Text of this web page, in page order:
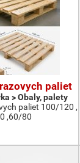
paliet
> Obaly, palety
paliet 100/120 ,
,60/80